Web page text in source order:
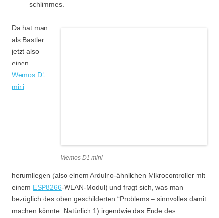
schlimmes.
Wemos D1 mini
Da hat man
als Bastler
jetzt also
einen
Wemos D1
mini
herumliegen (also einem Arduino-ähnlichen Mikrocontroller mit
einem ESP8266-WLAN-Modul) und fragt sich, was man –
bezüglich des oben geschilderten “Problems – sinnvolles damit
machen könnte. Natürlich 1) irgendwie das Ende des